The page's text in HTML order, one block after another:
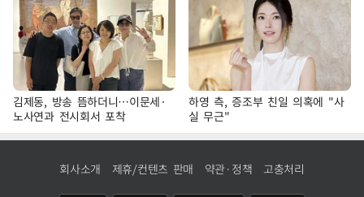
김제동, 방송 뜸하더니…이문세·
노사연과 전시회서 포착
하영 측, 증조부 친일 의혹에 "사
실 무근"
회사소개 제휴/컨텐츠 판매 약관·정책 고충처리